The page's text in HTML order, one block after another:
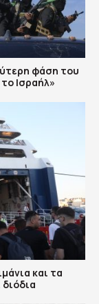
φάση του
Ισραήλ»
και τα